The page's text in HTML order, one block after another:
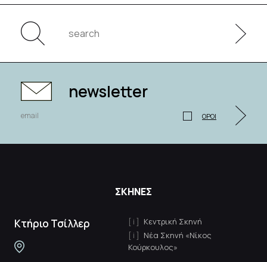
newsletter
ΟΡΟΙ
ΣΚΗΝΕΣ
Κτήριο Τσίλλερ
Κεντρική Σκηνή
Νέα Σκηνή «Νίκος
Κούρκουλος»